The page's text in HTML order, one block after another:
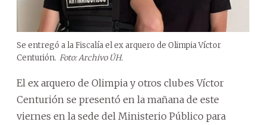
Se entregó a la Fiscalía el ex arquero de Olimpia Víctor
Centurión. Foto: Archivo ÚH.
El ex arquero de Olimpia y otros clubes Víctor
Centurión se presentó en la mañana de este
viernes en la sede del Ministerio Público para